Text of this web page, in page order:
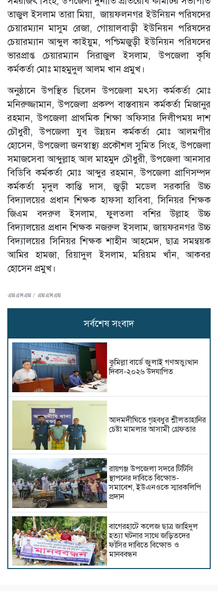
তাজুল ইসলাম তারা মিয়া, জায়ফলনগর ইউনিয়ন পরিষদের
চেয়ারম্যান মাসুম রেজা, গোয়ালবাড়ী ইউনিয়ন পরিষদের
চেয়ারম্যান আব্দুল কাইয়ুম, পশ্চিমজুড়ী ইউনিয়ন পরিষদের
ভারপ্রাপ্ত চেয়ারম্যান সিরাজুল ইসলাম, উপজেলা কৃষি
কর্মকর্তা মোঃ মাহমুদুল আলম খান প্রমুখ।
অনুষ্ঠানে উপস্থিত ছিলেন উপজেলা মৎস্য কর্মকর্তা মোঃ
মনিরুজ্জামান, উপজেলা প্রকল্প বাস্তবায়ন কর্মকর্তা মিজানুর
রহমান, উপজেলা প্রাথমিক শিক্ষা অফিসার দিলীপময় দাশ
চৌধুরী, উপজেলা যুব উন্নয়ন কর্মকর্তা মোঃ আলমগীর
হোসেন, উপজেলা জনস্বাস্থ্য প্রকৌশল সুমিত সিংহ, উপজেলা
সমাজসেবা আব্দুল্লাহ আল মাহমুদ চৌধুরী, উপজেলা আনসার
বিডিবি কর্মকর্তা মোঃ আব্দুর রহমান, উপজেলা প্রাণিসম্পদ
কর্মকর্তা মৃদুল কান্তি দাস, জুড়ী মডেল সরকারি উচ্চ
বিদ্যালয়ের প্রধান শিক্ষক হাফসা হাবিবা, সিনিয়র শিক্ষক
জিএম বদরুল ইসলাম, ফুলতলা বশির উল্লাহ উচ্চ
বিদ্যালয়ের প্রধান শিক্ষক নজরুল ইসলাম, জায়ফরনগর উচ্চ
বিদ্যালয়ের সিনিয়র শিক্ষক শাহীন আহমেদ, ছাত্র সমন্বয়ক
আমির হামজা, রিয়াদুল ইসলাম, মরিয়ম খাঁন, আকবর
হোসেন প্রমুখ।
এমএসএম / এমএসএম
সর্বশেষ সংবাদ
কুমিল্লা বার্ডে জুলাই গণঅভ্যুত্থান
দিবস-২০২৬ উদযাপিত
আদমদীঘিতে গৃহবধুর শ্লীলতাহানির
চেষ্টা মামলার আসামী গ্রেফতার
রায়গঞ্জ উপজেলা সদরে টিটিসি
স্থাপনের দাবিতে বিক্ষোভ-
সমাবেশ, ইউএনওকে স্মারকলিপি
প্রদান
বাগেরহাটে কলেজ ছাত্র জাহিদুল
হত্যা ঘটনার সাথে জড়িতদের
ফাঁসির দাবিতে বিক্ষোভ ও
মানববন্ধন